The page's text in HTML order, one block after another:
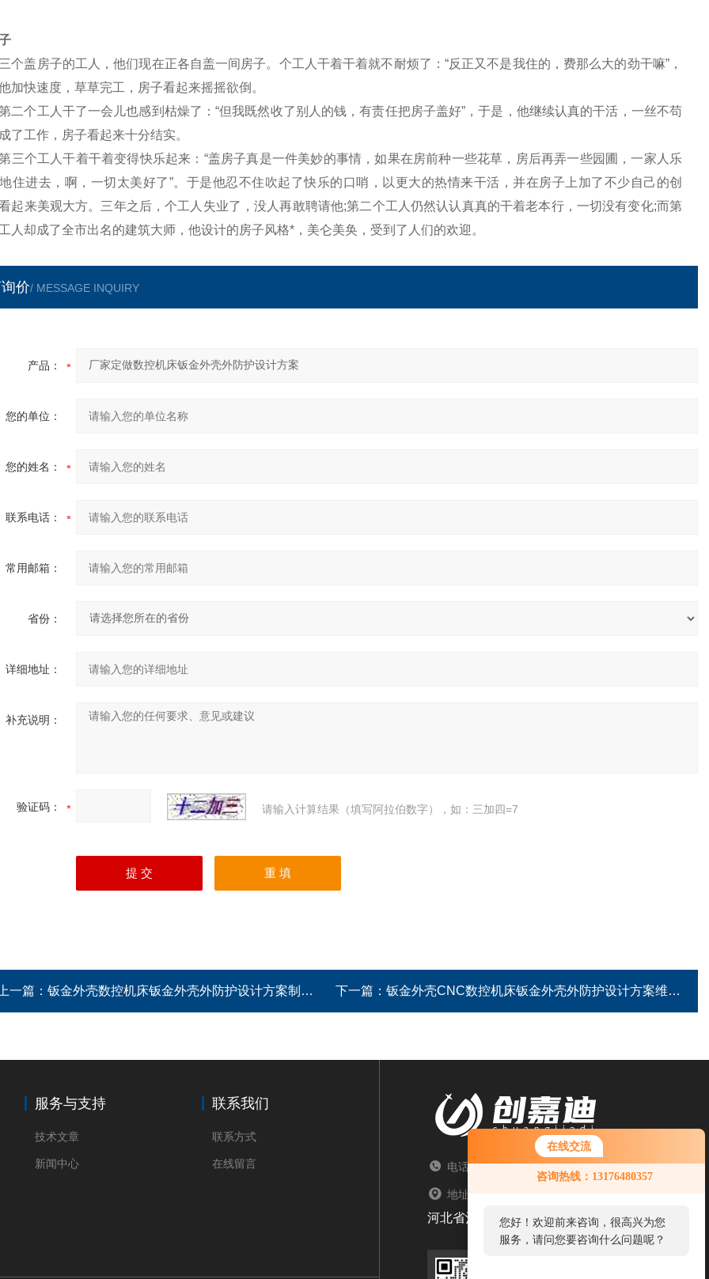
在线交流
咨询热线：13176480357
您好！欢迎前来咨询，很高兴为您
服务，请问您要咨询什么问题呢？
房子的工人，他们现在正各自盖一间房子。个工人干着干着就不耐烦了：“反正又不是我住的，费那么大的劲干嘛”，
加快速度，草草完工，房子看起来摇摇欲倒。
工人干了一会儿也感到枯燥了：“但我既然收了别人的钱，有责任把房子盖好”，于是，他继续认真的干活，一丝不苟
了工作，房子看起来十分结实。
工人干着干着变得快乐起来：“盖房子真是一件美妙的事情，如果在房前种一些花草，房后再弄一些园圃，一家人乐
住进去，啊，一切太美好了”。于是他忍不住吹起了快乐的口哨，以更大的热情来干活，并在房子上加了不少自己的创
起来美观大方。三年之后，个工人失业了，没人再敢聘请他;第二个工人仍然认认真真的干着老本行，一切没有变化;而第
人却成了全市出名的建筑大师，他设计的房子风格*，美仑美奂，受到了人们的欢迎。
价/ MESSAGE INQUIRY
产品：
您的单位：
您的姓名：
联系电话：
常用邮箱：
省份：
详细地址：
补充说明：
验证码： 请输入计算结果（填写阿拉伯数字），如：三加四=7
一篇： 钣金外壳数控机床钣金外壳外防护设计方案制造厂家 下一篇： 钣金外壳CNC数控机床钣金外壳外防护设计方案维修
服务与支持
技术文章
新闻中心
联系我们
联系方式
在线留言 电话：TEL
地址：ADDRESS
河北省沧州市盐山县常庄乡大卢村文明路北21号